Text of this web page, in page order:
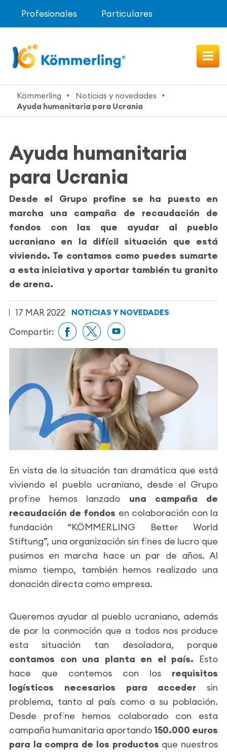
Profesionales Particulares
Kömmerling
Noticias y novedades
Ayuda humanitaria para Ucrania
Ayuda humanitaria
para Ucrania
Desde el Grupo profine se ha puesto en
marcha una campaña de recaudación de
fondos con las que ayudar al pueblo
ucraniano en la difícil situación que está
viviendo. Te contamos como puedes sumarte
a esta iniciativa y aportar también tu granito
de arena.
17 MAR 2022 NOTICIAS Y NOVEDADES
Compartir:
En vista de la situación tan dramática que está
viviendo el pueblo ucraniano, desde el Grupo
profine hemos lanzado una campaña de
recaudación de fondos en colaboración con la
fundación “KÖMMERLING Better World
Stiftung”, una organización sin fines de lucro que
pusimos en marcha hace un par de años. Al
mismo tiempo, también hemos realizado una
donación directa como empresa.
Queremos ayudar al pueblo ucraniano, además
de por la conmoción que a todos nos produce
esta situación tan desoladora, porque
contamos con una planta en el país. Esto
hace que contemos con los requisitos
logísticos necesarios para acceder sin
problema, tanto al país como a su población.
Desde profine hemos colaborado con esta
campaña humanitaria aportando150.000 euros
para la compra de los productos que nuestros